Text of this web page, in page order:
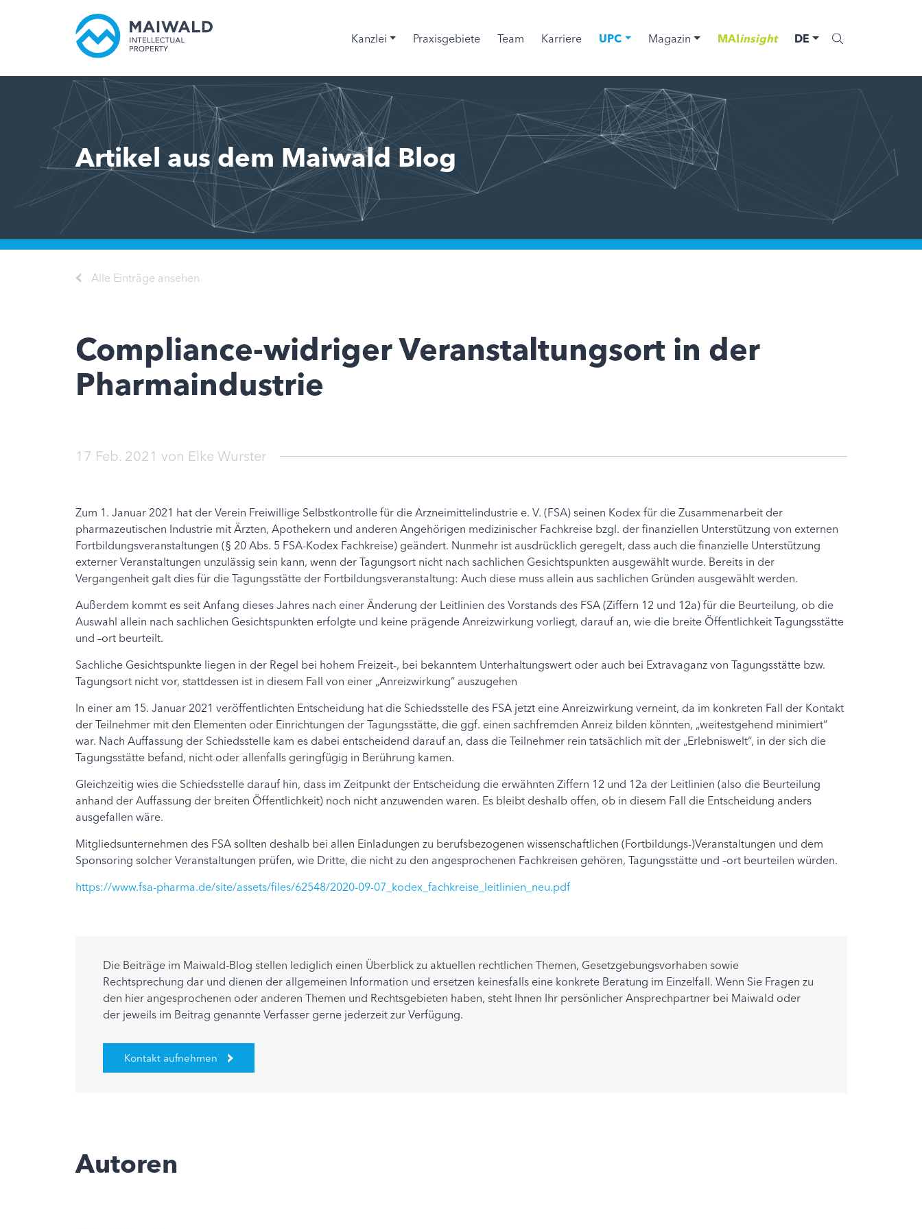
Kanzlei Praxisgebiete Team Karriere UPC Magazin MAIinsight DE
Artikel aus dem Maiwald Blog
Alle Einträge ansehen
Compliance-widriger Veranstaltungsort in der
Pharmaindustrie
17 Feb. 2021 von Elke Wurster
Zum 1. Januar 2021 hat der Verein Freiwillige Selbstkontrolle für die Arzneimittelindustrie e. V. (FSA) seinen Kodex für die Zusammenarbeit der
pharmazeutischen Industrie mit Ärzten, Apothekern und anderen Angehörigen medizinischer Fachkreise bzgl. der finanziellen Unterstützung von externen
Fortbildungsveranstaltungen (§ 20 Abs. 5 FSA-Kodex Fachkreise) geändert. Nunmehr ist ausdrücklich geregelt, dass auch die finanzielle Unterstützung
externer Veranstaltungen unzulässig sein kann, wenn der Tagungsort nicht nach sachlichen Gesichtspunkten ausgewählt wurde. Bereits in der
Vergangenheit galt dies für die Tagungsstätte der Fortbildungsveranstaltung: Auch diese muss allein aus sachlichen Gründen ausgewählt werden.
Außerdem kommt es seit Anfang dieses Jahres nach einer Änderung der Leitlinien des Vorstands des FSA (Ziffern 12 und 12a) für die Beurteilung, ob die
Auswahl allein nach sachlichen Gesichtspunkten erfolgte und keine prägende Anreizwirkung vorliegt, darauf an, wie die breite Öffentlichkeit Tagungsstätte
und –ort beurteilt.
Sachliche Gesichtspunkte liegen in der Regel bei hohem Freizeit-, bei bekanntem Unterhaltungswert oder auch bei Extravaganz von Tagungsstätte bzw.
Tagungsort nicht vor, stattdessen ist in diesem Fall von einer „Anreizwirkung“ auszugehen
In einer am 15. Januar 2021 veröffentlichten Entscheidung hat die Schiedsstelle des FSA jetzt eine Anreizwirkung verneint, da im konkreten Fall der Kontakt
der Teilnehmer mit den Elementen oder Einrichtungen der Tagungsstätte, die ggf. einen sachfremden Anreiz bilden könnten, „weitestgehend minimiert“
war. Nach Auffassung der Schiedsstelle kam es dabei entscheidend darauf an, dass die Teilnehmer rein tatsächlich mit der „Erlebniswelt“, in der sich die
Tagungsstätte befand, nicht oder allenfalls geringfügig in Berührung kamen.
Gleichzeitig wies die Schiedsstelle darauf hin, dass im Zeitpunkt der Entscheidung die erwähnten Ziffern 12 und 12a der Leitlinien (also die Beurteilung
anhand der Auffassung der breiten Öffentlichkeit) noch nicht anzuwenden waren. Es bleibt deshalb offen, ob in diesem Fall die Entscheidung anders
ausgefallen wäre.
Mitgliedsunternehmen des FSA sollten deshalb bei allen Einladungen zu berufsbezogenen wissenschaftlichen (Fortbildungs-)Veranstaltungen und dem
Sponsoring solcher Veranstaltungen prüfen, wie Dritte, die nicht zu den angesprochenen Fachkreisen gehören, Tagungsstätte und –ort beurteilen würden.
https://www.fsa-pharma.de/site/assets/files/62548/2020-09-07_kodex_fachkreise_leitlinien_neu.pdf
Die Beiträge im Maiwald-Blog stellen lediglich einen Überblick zu aktuellen rechtlichen Themen, Gesetzgebungsvorhaben sowie
Rechtsprechung dar und dienen der allgemeinen Information und ersetzen keinesfalls eine konkrete Beratung im Einzelfall. Wenn Sie Fragen zu
den hier angesprochenen oder anderen Themen und Rechtsgebieten haben, steht Ihnen Ihr persönlicher Ansprechpartner bei Maiwald oder
der jeweils im Beitrag genannte Verfasser gerne jederzeit zur Verfügung.
Kontakt aufnehmen
Autoren